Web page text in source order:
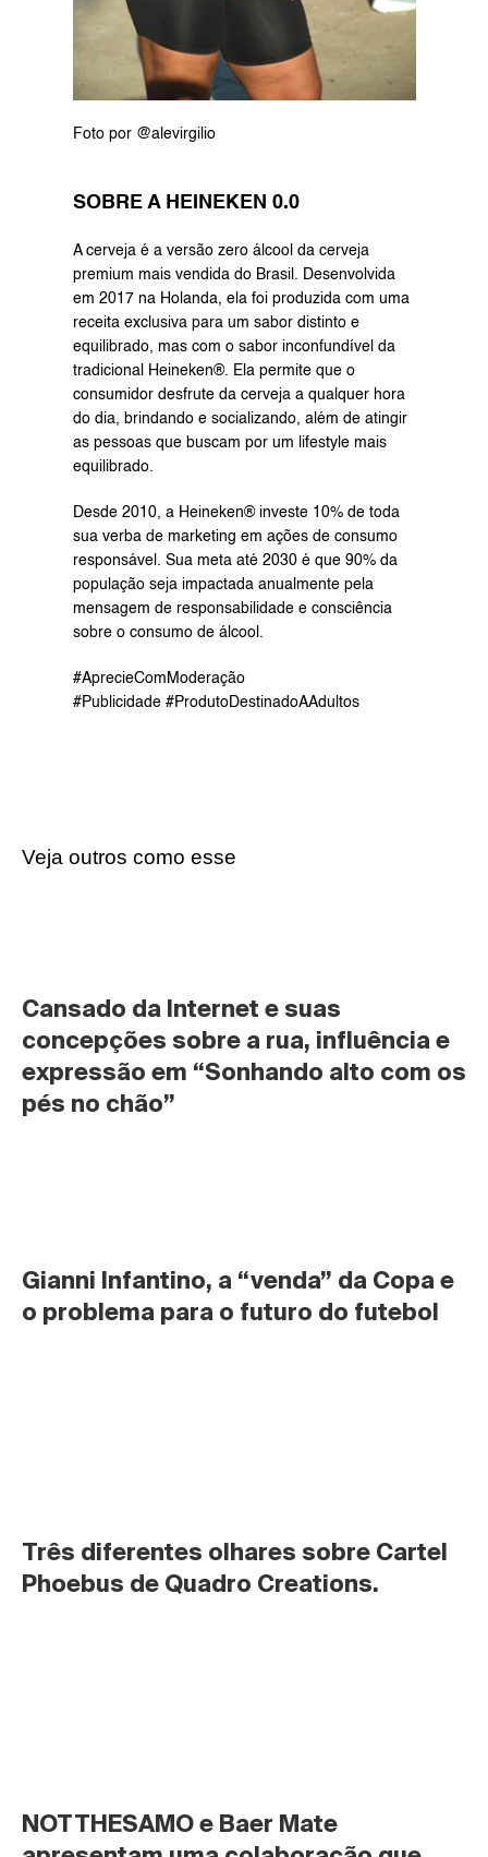
Foto por @alevirgilio
SOBRE A HEINEKEN 0.0
A cerveja é a versão zero álcool da cerveja
premium mais vendida do Brasil. Desenvolvida
em 2017 na Holanda, ela foi produzida com uma
receita exclusiva para um sabor distinto e
equilibrado, mas com o sabor inconfundível da
tradicional Heineken®. Ela permite que o
consumidor desfrute da cerveja a qualquer hora
do dia, brindando e socializando, além de atingir
as pessoas que buscam por um lifestyle mais
equilibrado.
Desde 2010, a Heineken® investe 10% de toda
sua verba de marketing em ações de consumo
responsável. Sua meta até 2030 é que 90% da
população seja impactada anualmente pela
mensagem de responsabilidade e consciência
sobre o consumo de álcool.
#AprecieComModeração
#Publicidade #ProdutoDestinadoAAdultos
Veja outros como esse
Cansado da Internet e suas
concepções sobre a rua, influência e
expressão em “Sonhando alto com os
pés no chão”
Gianni Infantino, a “venda” da Copa e
o problema para o futuro do futebol
Três diferentes olhares sobre Cartel
Phoebus de Quadro Creations.
NOTTHESAMO e Baer Mate